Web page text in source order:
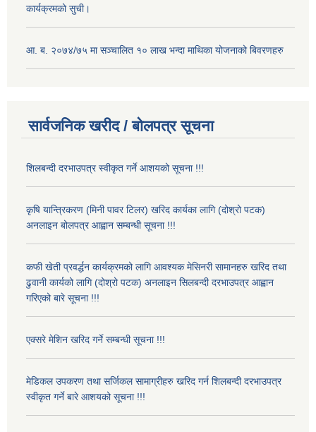
कार्यक्रमको सुची।
आ. ब. २०७४/७५ मा सञ्चालित १० लाख भन्दा माथिका योजनाको बिवरणहरु
सार्वजनिक खरीद / बोलपत्र सूचना
शिलबन्दी दरभाउपत्र स्वीकृत गर्ने आशयको सूचना !!!
कृषि यान्त्रिकरण (मिनी पावर टिलर) खरिद कार्यका लागि (दोश्रो पटक)
अनलाइन बोलपत्र आह्वान सम्बन्धी सूचना !!!
कफी खेती प्रवर्द्धन कार्यक्रमको लागि आवश्यक मेसिनरी सामानहरु खरिद तथा
ढुवानी कार्यको लागि (दोश्रो पटक) अनलाइन सिलबन्दी दरभाउपत्र आह्वान
गरिएको बारे सूचना !!!
एक्सरे मेशिन खरिद गर्ने सम्बन्धी सूचना !!!
मेडिकल उपकरण तथा सर्जिकल सामाग्रीहरु खरिद गर्न शिलबन्दी दरभाउपत्र
स्वीकृत गर्ने बारे आशयको सूचना !!!